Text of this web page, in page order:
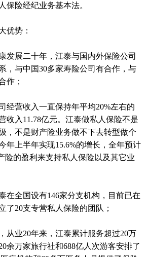
保险经纪业务基本法。
优势：
发展二十年，江泰与国内外保险公司
，与中国30多家寿险公司有合作，与
作；
经营收入一直保持年平均20%左右的
收入11.78亿元。江泰做私人保险不是
，不是财产险业务做不下去转型做个
年上半年实现15.6%的增长，全年预计
险的盈利来支持私人保险以及其它业
在全国设有146家分支机构，目前已在
了20支专营私人保险的团队；
，从业20年来，江泰累计服务超过20万
余万家旅行社和688亿人次游客安排了